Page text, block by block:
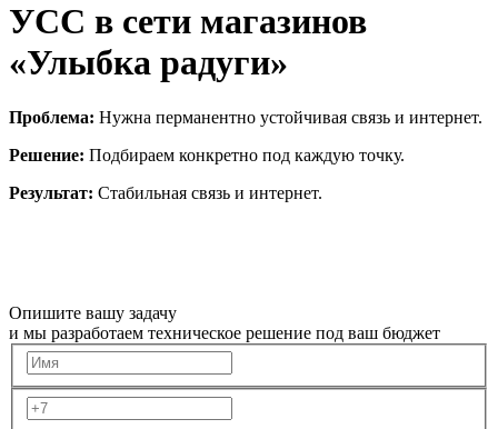
УСС в сети магазинов
«Улыбка радуги»
Проблема: Нужна перманентно устойчивая связь и интернет.
Решение: Подбираем конкретно под каждую точку.
Результат: Стабильная связь и интернет.
Опишите вашу задачу
и мы разработаем техническое решение под ваш бюджет